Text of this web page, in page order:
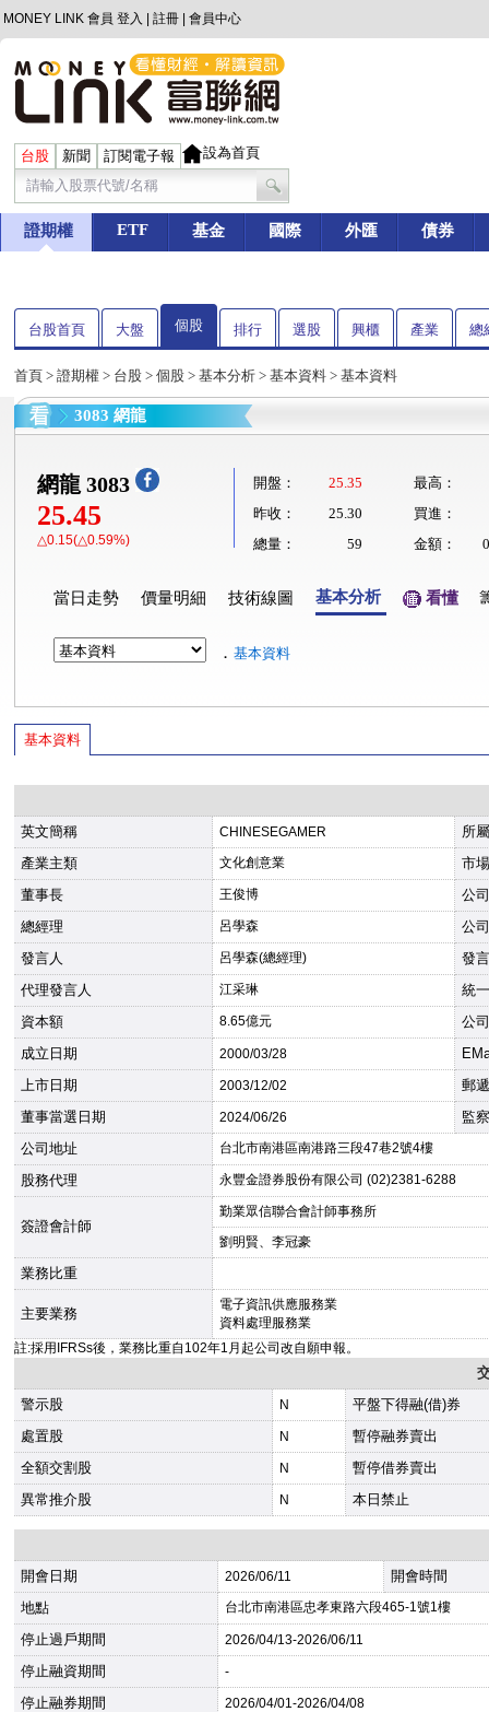
MONEY LINK 會員 登入 註冊 會員中心
台股 新聞 訂閱電子報 設為首頁
證期權 ETF 基金 國際 外匯 債券
台股首頁 大盤 個股 排行 選股 興櫃 產業 總
首頁 > 證期權 > 台股 > 個股 > 基本分析 > 基本資料 > 基本資料
3083 網龍
網龍 3083
25.45
△0.15(△0.59%)
開盤： 25.35
最高：
昨收：
25.30
買進：
總量：
59 金額：
當日走勢 價量明細 技術線圖 基本分析 看懂
． 基本資料
基本資料
英文簡稱 CHINESEGAMER
所
產業主類
文化創意業
市
董事長
王俊博
公
總經理
呂學森
公
發言人
呂學森(總經理)
發
代理發言人
江采琳
統
資本額
8.65億元
公
成立日期
2000/03/28
上市日期
2003/12/02
郵
董事當選日期
2024/06/26
監
公司地址
台北市南港區南港路三段47巷2號4樓
股務代理 永豐金證券股份有限公司 (02)2381-6288
簽證會計師
勤業眾信聯合會計師事務所
劉明賢、李冠豪
業務比重
主要業務
電子資訊供應服務業
資料處理服務業
註:採用IFRSs後，業務比重自102年1月起公司改自願申報。
警示股
N
平盤下得融(借)券
處置股
N
暫停融券賣出
全額交割股
N
暫停借券賣出
異常推介股
N 本日禁止
開會日期 2026/06/11
開會時間
地點
台北市南港區忠孝東路六段465-1號1樓
停止過戶期間 2026/04/13-2026/06/11
停止融資期間 -
停止融券期間 2026/04/01-2026/04/08